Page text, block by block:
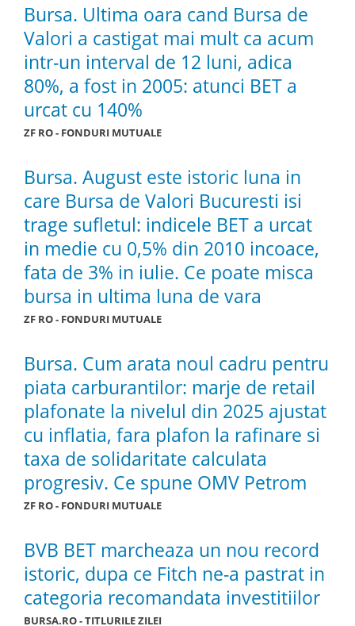
Bursa. Ultima oara cand Bursa de
Valori a castigat mai mult ca acum
intr-un interval de 12 luni, adica
80%, a fost in 2005: atunci BET a
urcat cu 140%
ZF RO - FONDURI MUTUALE
Bursa. August este istoric luna in
care Bursa de Valori Bucuresti isi
trage sufletul: indicele BET a urcat
in medie cu 0,5% din 2010 incoace,
fata de 3% in iulie. Ce poate misca
bursa in ultima luna de vara
ZF RO - FONDURI MUTUALE
Bursa. Cum arata noul cadru pentru
piata carburantilor: marje de retail
plafonate la nivelul din 2025 ajustat
cu inflatia, fara plafon la rafinare si
taxa de solidaritate calculata
progresiv. Ce spune OMV Petrom
ZF RO - FONDURI MUTUALE
BVB BET marcheaza un nou record
istoric, dupa ce Fitch ne-a pastrat in
categoria recomandata investitiilor
BURSA.RO - TITLURILE ZILEI